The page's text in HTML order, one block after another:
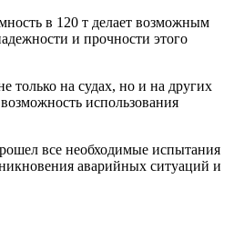
в 120 т делает возможным
и прочности этого
на судах, но и на других
использования
все необходимые испытания
аварийных ситуаций и